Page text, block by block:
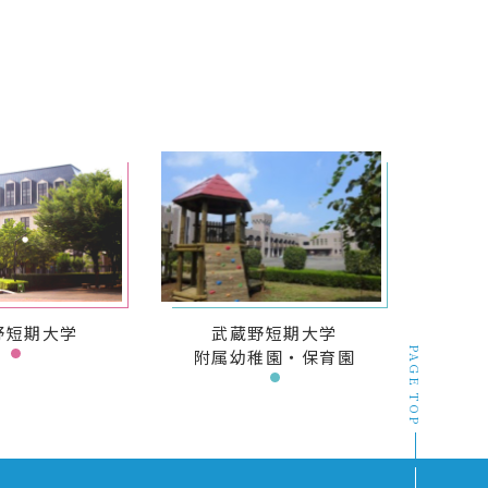
短期大学
武蔵野短期大学
附属幼稚園・保育園
PAGE TOP